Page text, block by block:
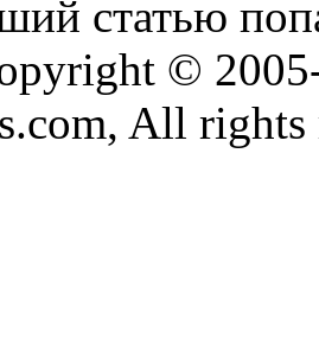
статью
©
All rights